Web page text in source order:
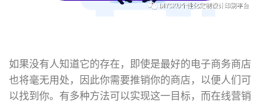
如果没有人知道它的存在，即使是最好的电子商务商店
也将毫无用处，因此你需要推销你的商店，以便人们可
以找到你。有多种方法可以实现这一目标，而在线营销